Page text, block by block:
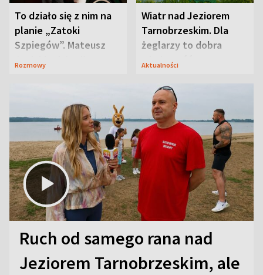
To działo się z nim na
planie „Zatoki
Szpiegów”. Mateusz
Janicki odsłonił
Rozmowy
Wiatr nad Jeziorem
Tarnobrzeskim. Dla
żeglarzy to dobra
wiadomość
Aktualności
Ruch od samego rana nad
Jeziorem Tarnobrzeskim, ale